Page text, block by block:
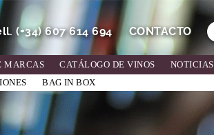
(+34) 607 614 694 CONTACTO
MARCAS
CATÁLOGO DE VINOS
BAG IN BOX
NOTICIAS